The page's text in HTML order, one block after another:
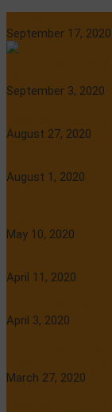
September 17, 2020
September 3, 2020
August 27, 2020
August 1, 2020
May 10, 2020
April 11, 2020
April 3, 2020
March 27, 2020